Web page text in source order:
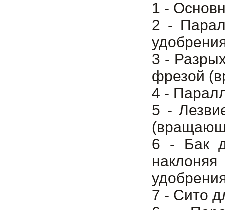
1 -
2 -
3 -
фрезой
4 -
5 -
6 - Бак
7 - Сито